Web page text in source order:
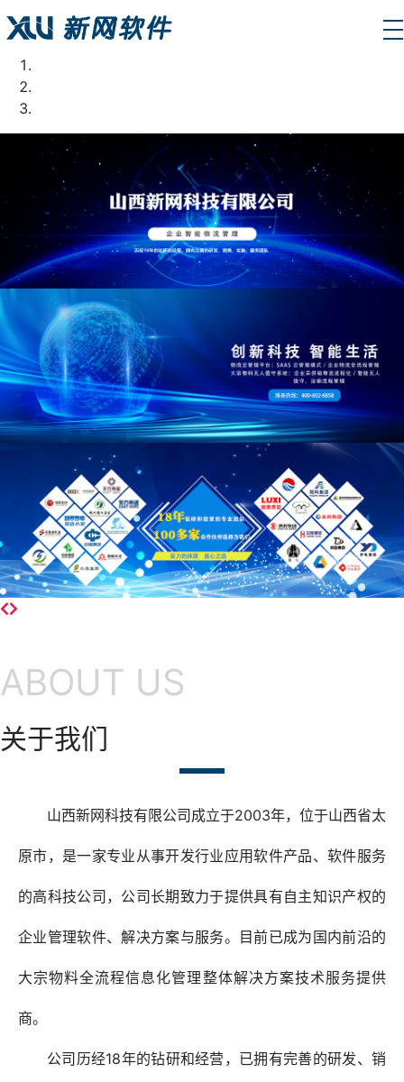
ABOUT US
关于我们
山西新网科技有限公司成立于2003年，位于山西省太
原市，是一家专业从事开发行业应用软件产品、软件服务
的高科技公司，公司长期致力于提供具有自主知识产权的
企业管理软件、解决方案与服务。目前已成为国内前沿的
大宗物料全流程信息化管理整体解决方案技术服务提供
商。
公司历经18年的钻研和经营，已拥有完善的研发、销